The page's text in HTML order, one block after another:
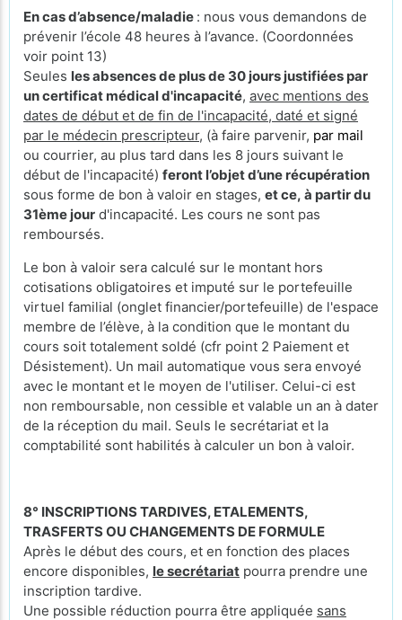
En cas d’absence/maladie : nous vous demandons de
prévenir l’école 48 heures à l’avance. (Coordonnées
voir point 13)
Seules les absences de plus de 30 jours justifiées par
un certificat médical d'incapacité, avec mentions des
dates de début et de fin de l'incapacité, daté et signé
par le médecin prescripteur, (à faire parvenir, par mail
ou courrier, au plus tard dans les 8 jours suivant le
début de l'incapacité) feront l’objet d’une récupération
sous forme de bon à valoir en stages, et ce, à partir du
31ème jour d'incapacité. Les cours ne sont pas
remboursés.
Le bon à valoir sera calculé sur le montant hors
cotisations obligatoires et imputé sur le portefeuille
virtuel familial (onglet financier/portefeuille) de l'espace
membre de l’élève, à la condition que le montant du
cours soit totalement soldé (cfr point 2 Paiement et
Désistement). Un mail automatique vous sera envoyé
avec le montant et le moyen de l'utiliser. Celui-ci est
non remboursable, non cessible et valable un an à dater
de la réception du mail. Seuls le secrétariat et la
comptabilité sont habilités à calculer un bon à valoir.
8° INSCRIPTIONS TARDIVES, ETALEMENTS,
TRASFERTS OU CHANGEMENTS DE FORMULE
Après le début des cours, et en fonction des places
encore disponibles, le secrétariat pourra prendre une
inscription tardive.
Une possible réduction pourra être appliquée sans